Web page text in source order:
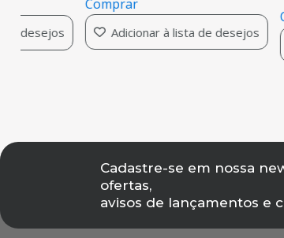
desejos
Comprar
Adicionar à lista de desejos
Cadastre-se em nossa
ofertas,
avisos de lançamentos e